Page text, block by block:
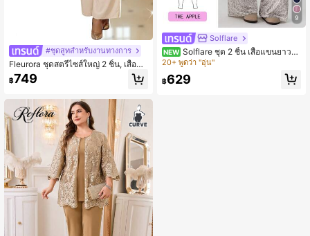
#ชุดสูทสำหรับงานทางการ
Fleurora ชุดสตรีไซส์ใหญ่ 2 ชิ้น, เสื้อแข
นยาวคอกลมและกางเกง, สำหรับใส่ใน
ชีวิตประจำวัน
฿749
9
Solflare
NEW Solflare ชุด 2 ชิ้น เสื้อแขนยาวค
อกลมและกางเกงลายเสือดาวสำหรับผู้ห
ญิงไซส์ใหญ่ ใส่สบายในชีวิตประจำวัน
20+ พูดว่า "อุ่น"
฿629